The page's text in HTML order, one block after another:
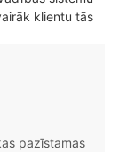
klientu tās
pazīstamas